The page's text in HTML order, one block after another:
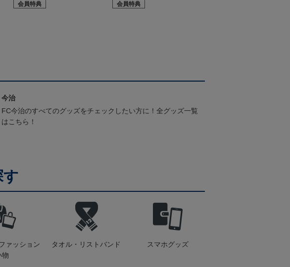
会員特典 会員特典
今治
FC今治のすべてのグッズをチェックしたい方に！全グッズ一覧
はこちら！
す
ァッション
物
タオル・リストバンド スマホグッズ